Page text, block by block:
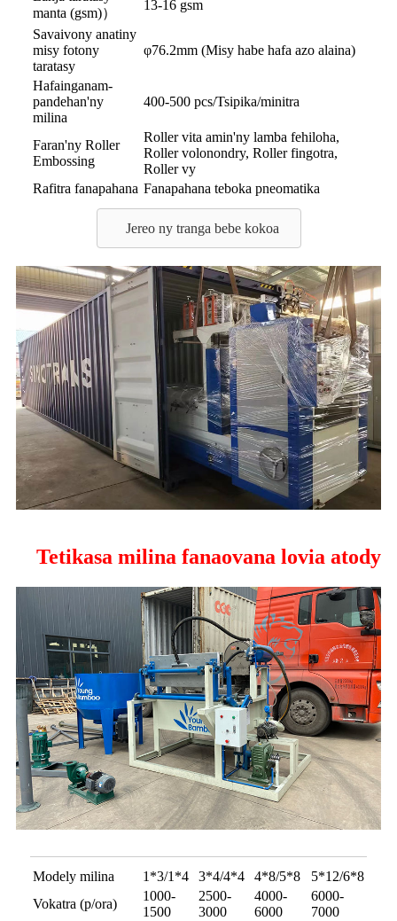
manta (gsm)）
13-16 gsm
Savaivony anatiny
misy fotony
taratasy
φ76.2mm (Misy habe hafa azo alaina)
Hafainganam-
pandehan'ny
milina
400-500 pcs/Tsipika/minitra
Faran'ny Roller
Embossing
Roller vita amin'ny lamba fehiloha,
Roller volonondry, Roller fingotra,
Roller vy
Rafitra fanapahana Fanapahana teboka pneomatika
Jereo ny tranga bebe kokoa
Tetikasa milina fanaovana lovia atody
Modely milina 1*3/1*4 3*4/4*4 4*8/5*8
5*12/6*8
Vokatra (p/ora)
1000-
1500
2500-
3000
4000-
6000
6000-
7000